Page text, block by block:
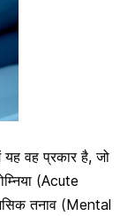
वह प्रकार है, जो
(Acute
तनाव (Mental